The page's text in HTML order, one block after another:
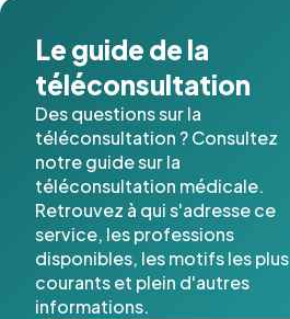
Le guide de la
téléconsultation
Des questions sur la
téléconsultation ? Consultez
notre guide sur la
téléconsultation médicale.
Retrouvez à qui s'adresse ce
service, les professions
disponibles, les motifs les plus
courants et plein d'autres
informations.